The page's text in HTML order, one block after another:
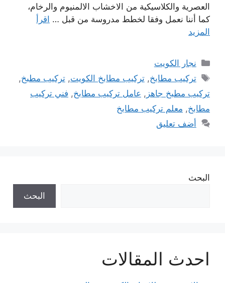
العصرية والكلاسيكية من الاخشاب الالمنيوم والرخام،
كما أننا نعمل وفقا لخطط مدروسة من قبل … اقرأ
المزيد
التصنيفات
نجار الكويت
الوسوم
تركيب مطابخ,تركيب مطابخ الكويت,تركيب مطبخ,
تركيب مطبخ جاهز , عامل تركيب مطابخ, فني تركيب
مطابخ, معلم تركيب مطابخ
أضف تعليق
البحث
البحث
احدث المقالات